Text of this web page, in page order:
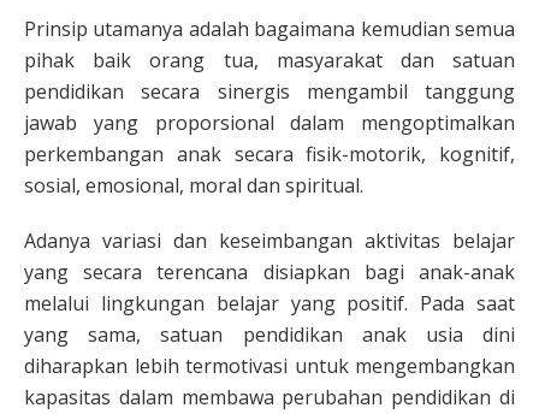
Prinsip utamanya adalah bagaimana kemudian semua
pihak baik orang tua, masyarakat dan satuan
pendidikan secara sinergis mengambil tanggung
jawab yang proporsional dalam mengoptimalkan
perkembangan anak secara fisik-motorik, kognitif,
sosial, emosional, moral dan spiritual.
Adanya variasi dan keseimbangan aktivitas belajar
yang secara terencana disiapkan bagi anak-anak
melalui lingkungan belajar yang positif. Pada saat
yang sama, satuan pendidikan anak usia dini
diharapkan lebih termotivasi untuk mengembangkan
kapasitas dalam membawa perubahan pendidikan di